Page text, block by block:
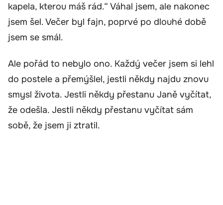
kapela, kterou máš rád.“ Váhal jsem, ale nakonec
jsem šel. Večer byl fajn, poprvé po dlouhé době
jsem se smál.
Ale pořád to nebylo ono. Každý večer jsem si lehl
do postele a přemýšlel, jestli někdy najdu znovu
smysl života. Jestli někdy přestanu Janě vyčítat,
že odešla. Jestli někdy přestanu vyčítat sám
sobě, že jsem ji ztratil.